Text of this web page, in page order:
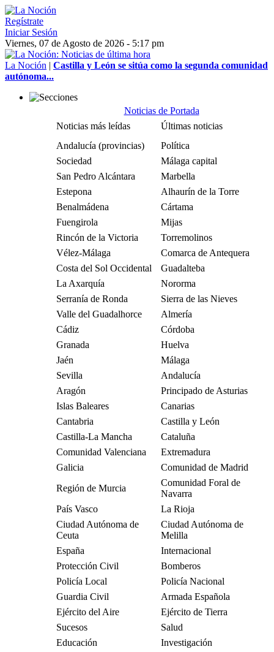
Regístrate
Iniciar Sesión
Viernes, 07 de Agosto de 2026 - 5:17 pm
La Noción | Castilla y León se sitúa como la segunda comunidad
autónoma...
Noticias de Portada
Noticias más leídas
Últimas noticias
Andalucía (provincias)
Política
Sociedad
Málaga capital
San Pedro Alcántara
Marbella
Estepona
Alhaurín de la Torre
Benalmádena
Cártama
Fuengirola
Mijas
Rincón de la Victoria
Torremolinos
Vélez-Málaga
Comarca de Antequera
Costa del Sol Occidental
Guadalteba
La Axarquía
Nororma
Serranía de Ronda
Sierra de las Nieves
Valle del Guadalhorce
Almería
Cádiz
Córdoba
Granada
Huelva
Jaén
Málaga
Sevilla
Andalucía
Aragón
Principado de Asturias
Islas Baleares
Canarias
Cantabria
Castilla y León
Castilla-La Mancha
Cataluña
Comunidad Valenciana
Extremadura
Galicia
Comunidad de Madrid
Región de Murcia
Comunidad Foral de
Navarra
País Vasco
La Rioja
Ciudad Autónoma de
Ceuta
Ciudad Autónoma de
Melilla
España
Internacional
Protección Civil
Bomberos
Policía Local
Policía Nacional
Guardia Civil
Armada Española
Ejército del Aire
Ejército de Tierra
Sucesos
Salud
Educación
Investigación